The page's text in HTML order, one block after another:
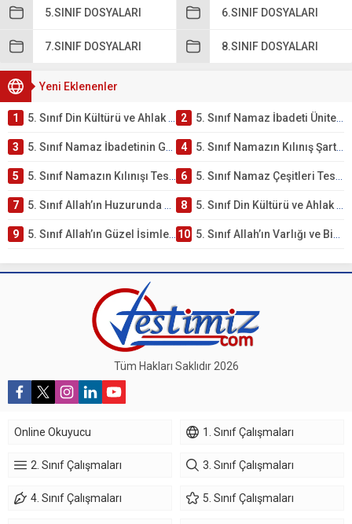
5.SINIF DOSYALARI 6.SINIF DOSYALARI
7.SINIF DOSYALARI 8.SINIF DOSYALARI
Yeni Eklenenler
1 5. Sınıf Din Kültürü ve Ahlak Bilgisi 2. Ünite: Namaz İbadeti Çalışmaları 2 5. Sınıf Namaz İbadeti Ünite Testi – Online Çöz
3 5. Sınıf Namaz İbadetinin Getirdiği Faydalar Testi 4 5. Sınıf Namazın Kılınış Şartları Testi
5 5. Sınıf Namazın Kılınışı Testi – Online Çöz 6 5. Sınıf Namaz Çeşitleri Testi – Online Çöz
7 5. Sınıf Allah’ın Huzurunda Olmak – Namaz İbadeti Testi 8 5. Sınıf Din Kültürü ve Ahlak Bilgisi 1. Ünite: Allah İnancı Çalışmaları
9 5. Sınıf Allah’ın Güzel İsimleri Testi – Online Çöz 10 5. Sınıf Allah’ın Varlığı ve Birliği Testi – Online Çöz
Tüm Hakları Saklıdır 2026
Online Okuyucu 1. Sınıf Çalışmaları
2. Sınıf Çalışmaları 3. Sınıf Çalışmaları
4. Sınıf Çalışmaları 5. Sınıf Çalışmaları